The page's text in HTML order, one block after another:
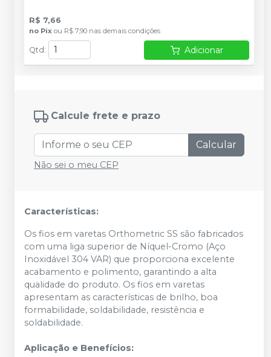
R$ 7,66
no Pix ou R$ 7,90 nas demais condições
Qtd : Adicionar
Calcule frete e prazo
Calcular
Não sei o meu CEP
Características:
Os fios em varetas Orthometric SS são fabricados
com uma liga superior de Níquel-Cromo (Aço
Inoxidável 304 VAR) que proporciona excelente
acabamento e polimento, garantindo a alta
qualidade do produto. Os fios em varetas
apresentam as características de brilho, boa
formabilidade, soldabilidade, resistência e
soldabilidade.
Aplicação e Benefícios: